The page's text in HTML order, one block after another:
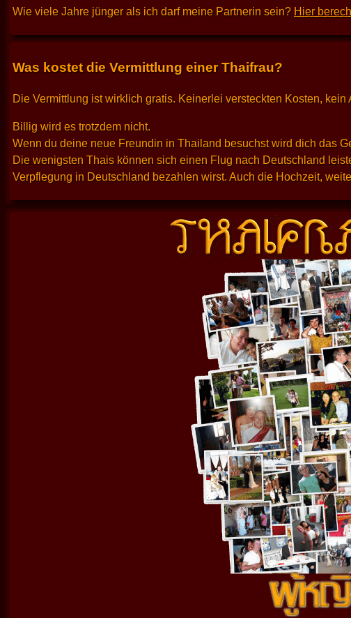
Wie viele Jahre jünger als ich darf meine Partnerin sein? Hier
Was kostet die Vermittlung einer Thaifrau?
Die Vermittlung ist wirklich gratis. Keinerlei versteckten Kosten,
Billig wird es trotzdem nicht.
Wenn du deine neue Freundin in Thailand besuchst wird dich das
Die wenigsten Thais können sich einen Flug nach Deutschland
Verpflegung in Deutschland bezahlen wirst. Auch die Hochzeit,